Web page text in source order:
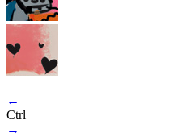
←
Ctrl
→